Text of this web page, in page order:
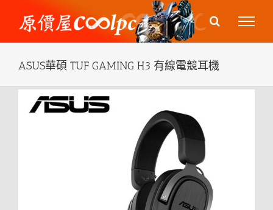
content
ASUS華碩 TUF GAMING H3 有線電競耳機
View
Larger